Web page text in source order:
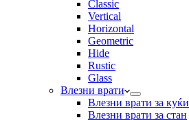
Classic
Vertical
Horizontal
Geometric
Hide
Rustic
Glass
Влезни врати
Влезни врати за куќи
Влезни врати за стан